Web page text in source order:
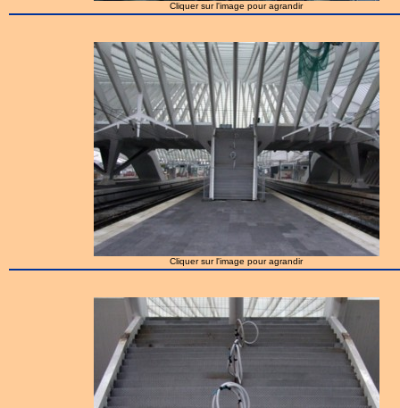
Cliquer sur l'image pour agrandir
Cliquer sur l'image pour agrandir